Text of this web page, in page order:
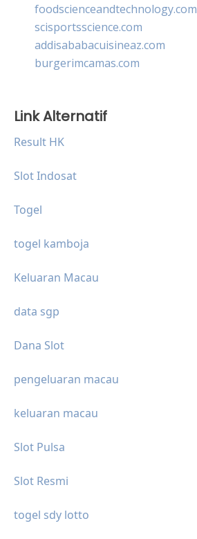
foodscienceandtechnology.com
scisportsscience.com
addisababacuisineaz.com
burgerimcamas.com
Link Alternatif
Result HK
Slot Indosat
Togel
togel kamboja
Keluaran Macau
data sgp
Dana Slot
pengeluaran macau
keluaran macau
Slot Pulsa
Slot Resmi
togel sdy lotto